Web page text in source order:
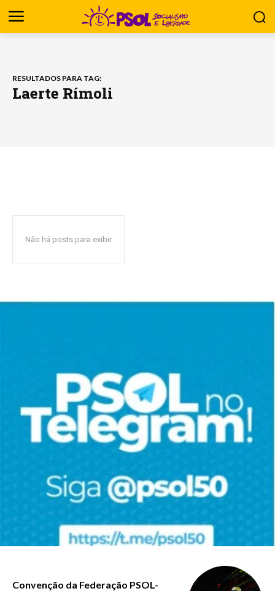
RESULTADOS PARA TAG:
Laerte Rímoli
Não há posts para exibir
Convenção da Federação PSOL-